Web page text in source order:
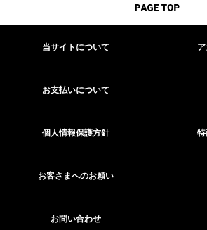
当サイトについて
お支払いについて
個人情報保護方針
お客さまへのお願い
お問い合わせ